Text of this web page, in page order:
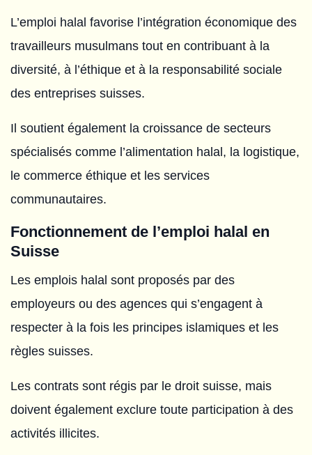
L’emploi halal favorise l’intégration économique des
travailleurs musulmans tout en contribuant à la
diversité, à l’éthique et à la responsabilité sociale
des entreprises suisses.
Il soutient également la croissance de secteurs
spécialisés comme l’alimentation halal, la logistique,
le commerce éthique et les services
communautaires.
Fonctionnement de l’emploi halal en
Suisse
Les emplois halal sont proposés par des
employeurs ou des agences qui s’engagent à
respecter à la fois les principes islamiques et les
règles suisses.
Les contrats sont régis par le droit suisse, mais
doivent également exclure toute participation à des
activités illicites.